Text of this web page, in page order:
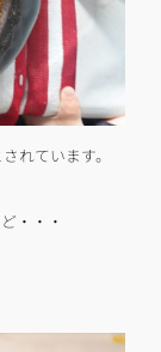
れています。
・・・